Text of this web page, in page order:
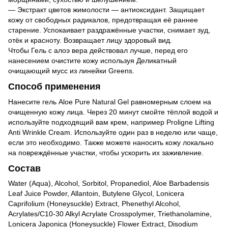
— Экстракт цветов жимолости — антиоксидант. Защищает
кожу от свободных радикалов, предотвращая её раннее
старение. Успокаивает раздражённые участки, снимает зуд,
отёк и красноту. Возвращает лицу здоровый вид.
Чтобы Гель с алоэ вера действовал лучше, перед его
нанесением очистите кожу используя Деликатный
очищающий мусс из линейки Greens.
Способ применения
Нанесите гель Aloe Pure Natural Gel равномерным слоем на
очищенную кожу лица. Через 20 минут смойте тёплой водой и
используйте подходящий вам крем, например Proligne Lifting
Anti Wrinkle Cream . Используйте один раз в неделю или чаще,
если это необходимо. Также можете наносить кожу локально
на повреждённые участки, чтобы ускорить их заживление.
Состав
Water (Aqua), Alcohol, Sorbitol, Propanediol, Aloe Barbadensis
Leaf Juice Powder, Allantoin, Butylene Glycol, Lonicera
Caprifolium (Honeysuckle) Extract, Phenethyl Alcohol,
Acrylates/C10-30 Alkyl Acrylate Crosspolymer, Triethanolamine,
Lonicera Japonica (Honeysuckle) Flower Extract, Disodium